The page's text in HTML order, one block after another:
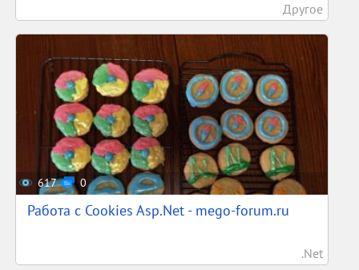
Другое
617 0
Работа с Cookies Asp.Net - mego-forum.ru
.Net